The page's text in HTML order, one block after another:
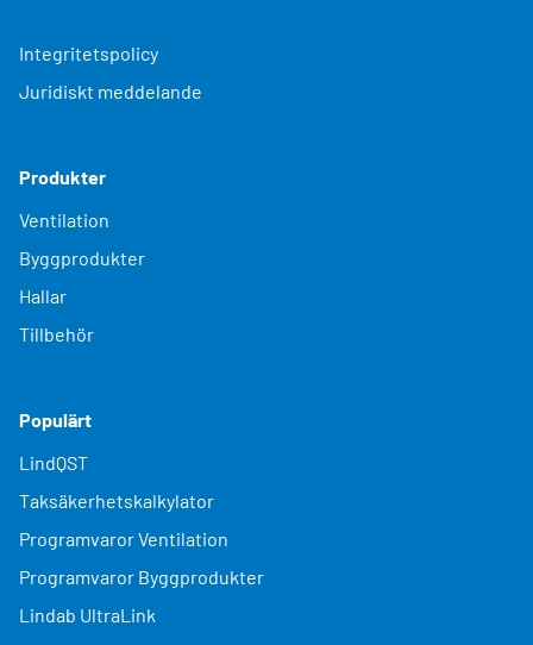
Integritetspolicy
Juridiskt meddelande
Produkter
Ventilation
Byggprodukter
Hallar
Tillbehör
Populärt
LindQST
Taksäkerhetskalkylator
Programvaror Ventilation
Programvaror Byggprodukter
Lindab UltraLink